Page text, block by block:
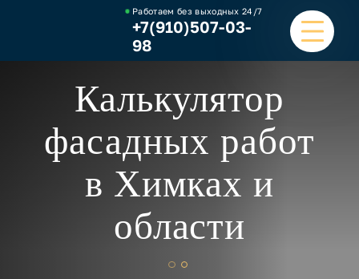
Работаем без выходных24/7
+7(910)507-03-
98
ГЛАВНАЯ
УСЛУГИ
НАШИ РАБОТЫ
Калькулятор
фасадных работ
в Химках и
области